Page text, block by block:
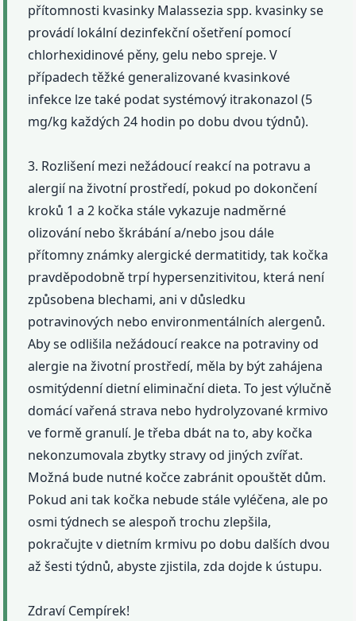
přítomnosti kvasinky Malassezia spp. kvasinky se
provádí lokální dezinfekční ošetření pomocí
chlorhexidinové pěny, gelu nebo spreje. V
případech těžké generalizované kvasinkové
infekce lze také podat systémový itrakonazol (5
mg/kg každých 24 hodin po dobu dvou týdnů).
3. Rozlišení mezi nežádoucí reakcí na potravu a
alergií na životní prostředí, pokud po dokončení
kroků 1 a 2 kočka stále vykazuje nadměrné
olizování nebo škrábání a/nebo jsou dále
přítomny známky alergické dermatitidy, tak kočka
pravděpodobně trpí hypersenzitivitou, která není
způsobena blechami, ani v důsledku
potravinových nebo environmentálních alergenů.
Aby se odlišila nežádoucí reakce na potraviny od
alergie na životní prostředí, měla by být zahájena
osmitýdenní dietní eliminační dieta. To jest výlučně
domácí vařená strava nebo hydrolyzované krmivo
ve formě granulí. Je třeba dbát na to, aby kočka
nekonzumovala zbytky stravy od jiných zvířat.
Možná bude nutné kočce zabránit opouštět dům.
Pokud ani tak kočka nebude stále vyléčena, ale po
osmi týdnech se alespoň trochu zlepšila,
pokračujte v dietním krmivu po dobu dalších dvou
až šesti týdnů, abyste zjistila, zda dojde k ústupu.
Zdraví Cempírek!